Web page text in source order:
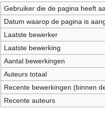
Gebruiker die de pagina heeft
Datum waarop de pagina is
Laatste bewerker
Laatste bewerking
Aantal bewerkingen
Auteurs totaal
Recente bewerkingen (binnen
Recente auteurs